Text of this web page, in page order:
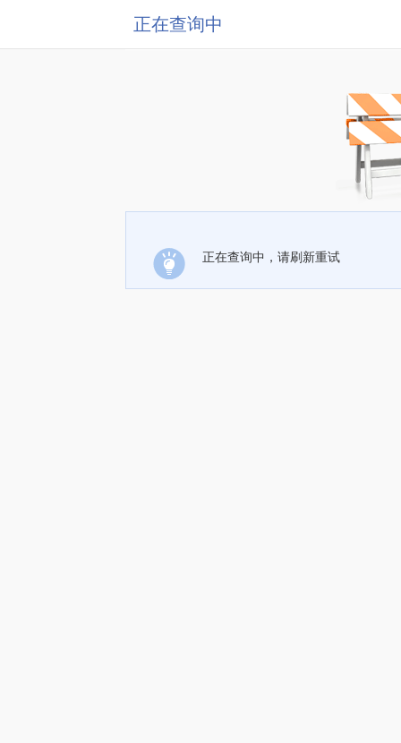
正在查询中
正在查询中，请刷新重试